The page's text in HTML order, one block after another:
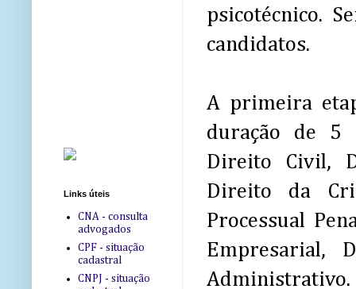
psicotécnico.
candidatos.
A primeira
duração de 5
Direito Civil,
Direito da
Processual
Empresarial,
Administrativo.
Links úteis
CNA - consulta
advogados
CPF - situação
cadastral
CNPJ - situação